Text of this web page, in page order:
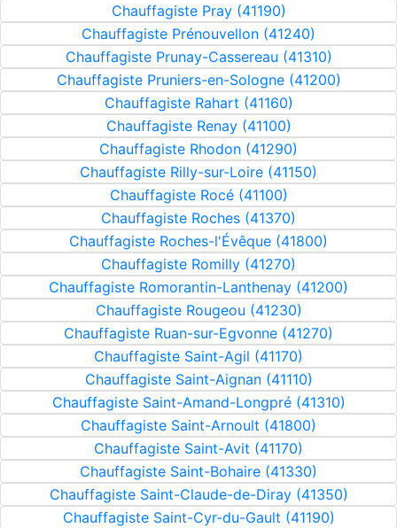
Chauffagiste Pray (41190)
Chauffagiste Prénouvellon (41240)
Chauffagiste Prunay-Cassereau (41310)
Chauffagiste Pruniers-en-Sologne (41200)
Chauffagiste Rahart (41160)
Chauffagiste Renay (41100)
Chauffagiste Rhodon (41290)
Chauffagiste Rilly-sur-Loire (41150)
Chauffagiste Rocé (41100)
Chauffagiste Roches (41370)
Chauffagiste Roches-l'Évêque (41800)
Chauffagiste Romilly (41270)
Chauffagiste Romorantin-Lanthenay (41200)
Chauffagiste Rougeou (41230)
Chauffagiste Ruan-sur-Egvonne (41270)
Chauffagiste Saint-Agil (41170)
Chauffagiste Saint-Aignan (41110)
Chauffagiste Saint-Amand-Longpré (41310)
Chauffagiste Saint-Arnoult (41800)
Chauffagiste Saint-Avit (41170)
Chauffagiste Saint-Bohaire (41330)
Chauffagiste Saint-Claude-de-Diray (41350)
Chauffagiste Saint-Cyr-du-Gault (41190)